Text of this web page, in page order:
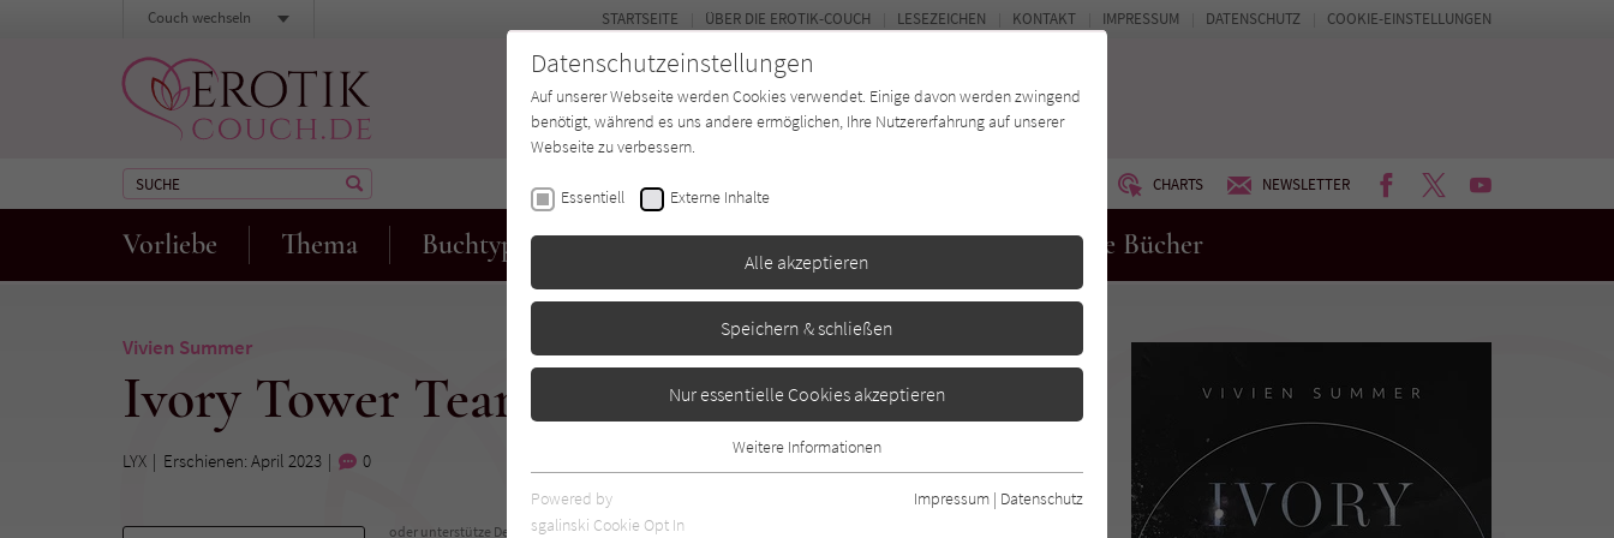
CHARTS NEWSLETTER FACEBOOKTWITTERYOUTUBE
Vorliebe Thema Buchtyp Autor*in Verlage Magazin Neue Bücher
STARTSEITE ÜBER DIE EROTIK-COUCH LESEZEICHEN KONTAKT IMPRESSUM DATENSCHUTZ COOKIE-EINSTELLUNGEN
Couch wechseln
Vivien Summer
Ivory Tower Tears
LYX Erschienen: April 2023 0
oder unterstütze Deinen
Datenschutzeinstellungen
Auf unserer Webseite werden Cookies verwendet. Einige davon werden zwingend
benötigt, während es uns andere ermöglichen, Ihre Nutzererfahrung auf unserer
Webseite zu verbessern.
Essentiell Externe Inhalte
Alle akzeptieren
Speichern & schließen
Nur essentielle Cookies akzeptieren
Essentielle Cookies werden für grundlegende Funktionen der Webseite
benötigt. Dadurch ist gewährleistet, dass die Webseite einwandfrei
Weitere Informationen
Powered by
sgalinski Cookie Opt In
Impressum | Datenschutz